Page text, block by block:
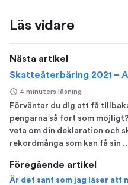
Läs vidare
Nästa artikel
Skatteåterbäring 2021 –
4 minuters läsning
Förväntar du dig att få
pengarna så fort som
veta om din deklaration och
rekordmånga som kan få sin
Föregående artikel
Är det sant som jag läser att